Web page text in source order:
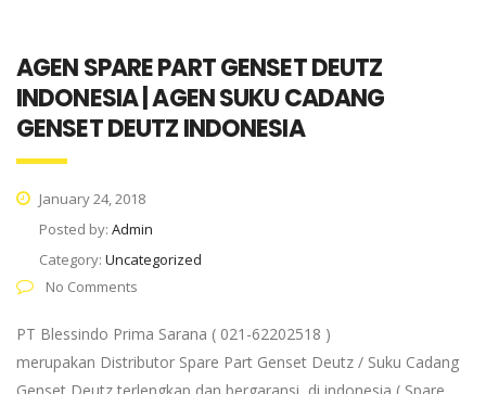
AGEN SPARE PART GENSET DEUTZ
INDONESIA | AGEN SUKU CADANG
GENSET DEUTZ INDONESIA
January 24, 2018
Posted by: Admin
Category: Uncategorized
No Comments
PT Blessindo Prima Sarana ( 021-62202518 )
merupakan Distributor Spare Part Genset Deutz / Suku Cadang